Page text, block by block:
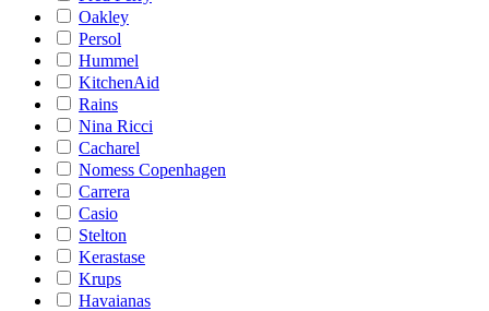
Oakley
Persol
Hummel
KitchenAid
Rains
Nina Ricci
Cacharel
Nomess Copenhagen
Carrera
Casio
Stelton
Kerastase
Krups
Havaianas